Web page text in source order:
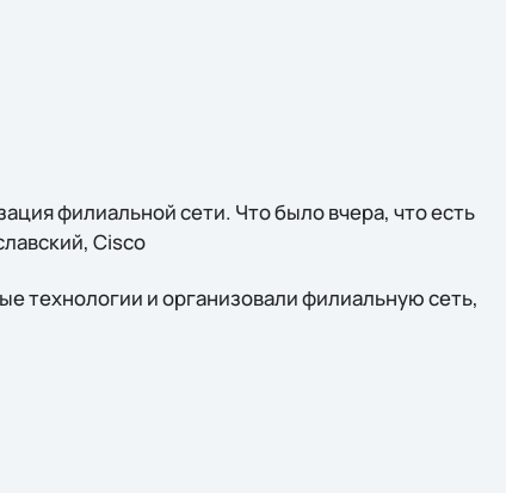
филиальной сети. Что было вчера, что есть
Cisco
технологии и организовали филиальную сеть,